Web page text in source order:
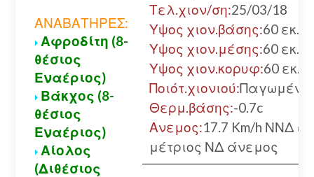
ΑΝΑΒΑΤΗΡΕΣ:
Αφροδίτη (8-
θέσιος
Εναέριος)
Βάκχος (8-
θέσιος
Εναέριος)
Αίολος
(Διθέσιος
Τελ.χιον/ση:25/03/18
Υψος χιον.βάσης:60 εκ.
Υψος χιον.μέσης:60 εκ.
Υψος χιον.κορυφ:60 εκ.
Ποιότ.χιονιού:Παγωμένο
Θερμ.βάσης:-0.7c
Ανεμος:17.7 Km/h ΝΝΔ
μέτριος ΝΔ άνεμος